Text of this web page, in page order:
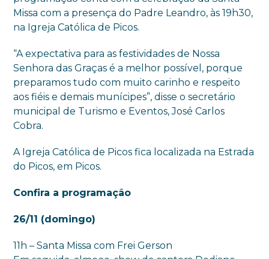
Missa com a presença do Padre Leandro, às 19h30,
na Igreja Católica de Picos.
“A expectativa para as festividades de Nossa
Senhora das Graças é a melhor possível, porque
preparamos tudo com muito carinho e respeito
aos fiéis e demais munícipes”, disse o secretário
municipal de Turismo e Eventos, José Carlos
Cobra.
A Igreja Católica de Picos fica localizada na Estrada
do Picos, em Picos.
Confira a programação
26/11 (domingo)
11h – Santa Missa com Frei Gerson